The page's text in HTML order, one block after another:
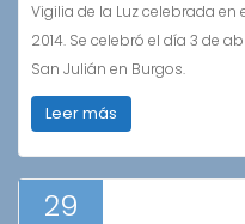
Vigilia de la Luz celebrada en
2014. Se celebró el día 3 de
San Julián en Burgos.
Leer más
29